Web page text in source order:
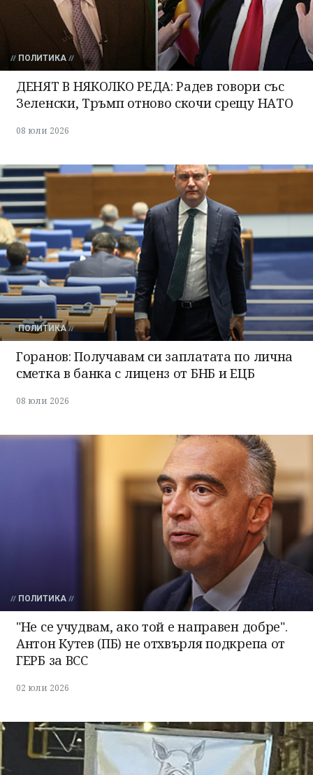
ПОЛИТИКА
ДЕНЯТ В НЯКОЛКО РЕДА: Радев говори със
Зеленски, Тръмп отново скочи срещу НАТО
08 юли 2026
ПОЛИТИКА
Горанов: Получавам си заплатата по лична
сметка в банка с лиценз от БНБ и ЕЦБ
08 юли 2026
ПОЛИТИКА
"Не се учудвам, ако той е направен добре".
Антон Кутев (ПБ) не отхвърля подкрепа от
ГЕРБ за ВСС
02 юли 2026